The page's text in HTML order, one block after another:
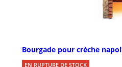
Bourgade pour crèche
EN RUPTURE DE STOCK